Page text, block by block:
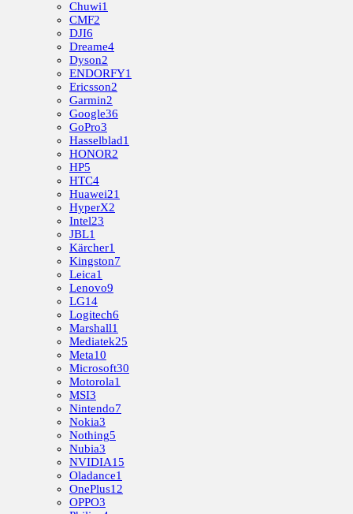
Chuwi1
CMF2
DJI6
Dreame4
Dyson2
ENDORFY1
Ericsson2
Garmin2
Google36
GoPro3
Hasselblad1
HONOR2
HP5
HTC4
Huawei21
HyperX2
Intel23
JBL1
Kärcher1
Kingston7
Leica1
Lenovo9
LG14
Logitech6
Marshall1
Mediatek25
Meta10
Microsoft30
Motorola1
MSI3
Nintendo7
Nokia3
Nothing5
Nubia3
NVIDIA15
Oladance1
OnePlus12
OPPO3